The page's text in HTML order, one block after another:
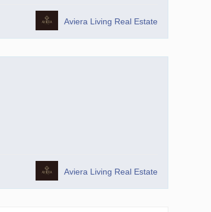
Aviera Living Real Estate
Aviera Living Real Estate